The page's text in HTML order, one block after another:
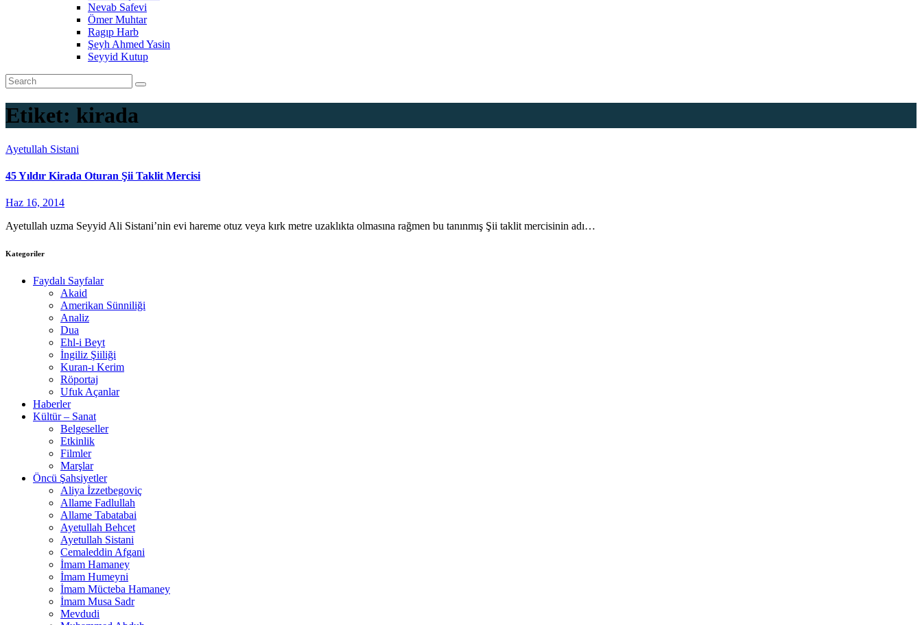
Nevab Safevi
Ömer Muhtar
Ragıp Harb
Şeyh Ahmed Yasin
Seyyid Kutup
Etiket: kirada
Ayetullah Sistani
45 Yıldır Kirada Oturan Şii Taklit Mercisi
Haz 16, 2014
Ayetullah uzma Seyyid Ali Sistani’nin evi hareme otuz veya kırk metre uzaklıkta olmasına rağmen bu tanınmış Şii taklit mercisinin adı…
Kategoriler
Faydalı Sayfalar
Akaid
Amerikan Sünniliği
Analiz
Dua
Ehl-i Beyt
İngiliz Şiiliği
Kuran-ı Kerim
Röportaj
Ufuk Açanlar
Haberler
Kültür – Sanat
Belgeseller
Etkinlik
Filmler
Marşlar
Öncü Şahsiyetler
Aliya İzzetbegoviç
Allame Fadlullah
Allame Tabatabai
Ayetullah Behcet
Ayetullah Sistani
Cemaleddin Afgani
İmam Hamaney
İmam Humeyni
İmam Mücteba Hamaney
İmam Musa Sadr
Mevdudi